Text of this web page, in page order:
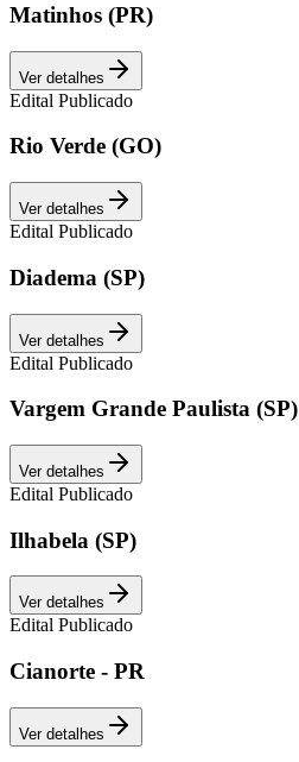
Matinhos (PR)
Ver detalhes
Edital Publicado
Rio Verde (GO)
Ver detalhes
Edital Publicado
Diadema (SP)
Ver detalhes
Edital Publicado
Vargem Grande Paulista (SP)
Ver detalhes
Edital Publicado
Ilhabela (SP)
Ver detalhes
Edital Publicado
Cianorte - PR
Ver detalhes